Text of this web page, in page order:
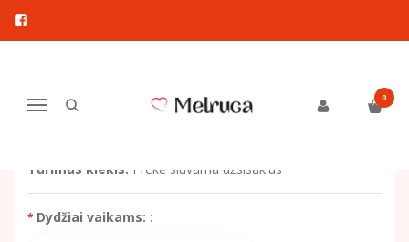
Navigacija
0
Pagrindinis
Komplektukas veliūrinis
KOMPLEKTUKAS VELIŪRINIS
Turimas kiekis: Prekė siuvama užsisakius
Dydžiai vaikams: :